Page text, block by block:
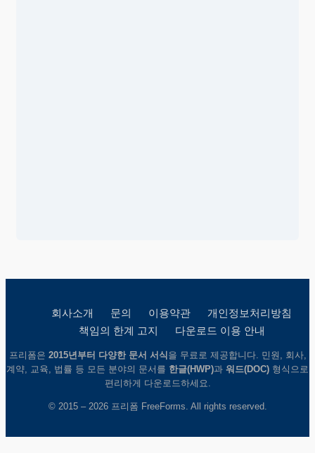
회사소개 문의 이용약관
개인정보처리방침
책임의 한계 고지
다운로드 이용 안내
프리폼은 2015년부터 다양한 문서 서식 을 무료로 제공합니다. 민원, 회사,
계약, 교육, 법률 등 모든 분야의 문서를 한글(HWP)과 워드(DOC) 형식으로
편리하게 다운로드하세요.
© 2015 – 2026 프리폼 FreeForms. All rights reserved.